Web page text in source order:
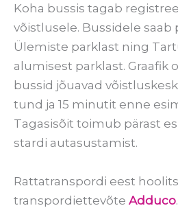
Koha bussis tagab
võistlusele. Bussidele saab
Ülemiste parklast ning
alumisest parklast. Graafik
bussid jõuavad
tund ja 15 minutit enne
Tagasisõit toimub pärast
stardi autasustamist.
Rattatranspordi eest
transpordiettevõte Adduco